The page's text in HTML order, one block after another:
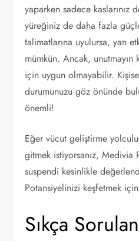
yaparken sadece kaslarınız
yüreğiniz de daha fazla
talimatlarına uyulursa, yan
mümkün. Ancak,
için uygun olmayabilir.
durumunuzu göz önünde
önemli!
Eğer vücut geliştirme
gitmek istiyorsanız, Medivia
suspendi kesinlikle
Potansiyelinizi keşfetmek
Sıkça